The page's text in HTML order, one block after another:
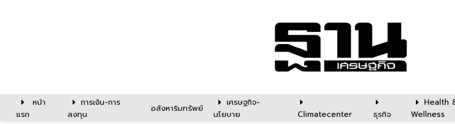
หน้า
แรก
การเงิน-การ
ลงทุน
อสังหาริมทรัพย์
เศรษฐกิจ-
นโยบาย
Climatecenter ธุรกิจ
Health
Wellness